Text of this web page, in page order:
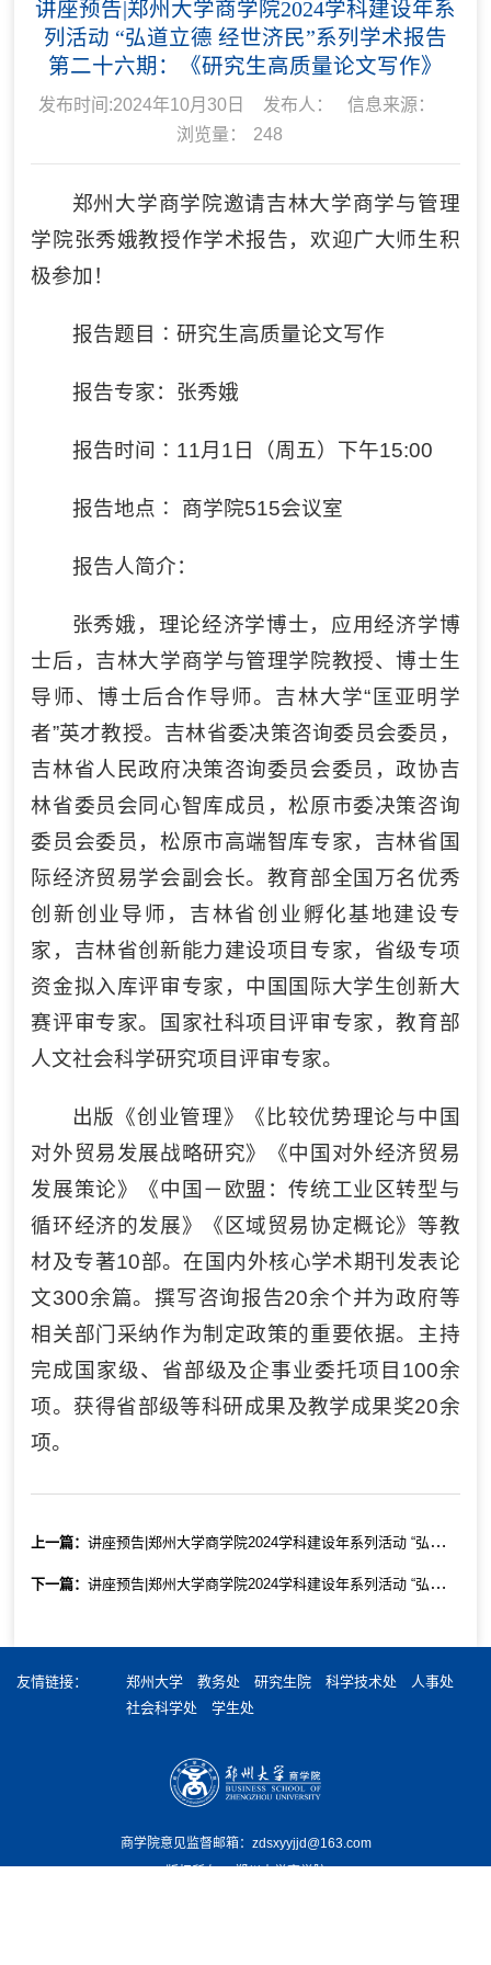
讲座预告|郑州大学商学院2024学科建设年系
列活动 “弘道立德 经世济民”系列学术报告
第二十六期：《研究生高质量论文写作》
发布时间:2024年10月30日 发布人：
信息来源：
浏览量：
248
郑州大学商学院邀请吉林大学商学与管理
学院张秀娥教授作学术报告，欢迎广大师生积
极参加！
报告题目∶ 研究生高质量论文写作
报告专家： 张秀娥
报告时间∶11月1日（周五）下午15:00
报告地点∶ 商学院515会议室
报告人简介：
张秀娥，理论经济学博士，应用经济学博
士后，吉林大学商学与管理学院教授、博士生
导师、博士后合作导师。吉林大学“匡亚明学
者”英才教授。吉林省委决策咨询委员会委员，
吉林省人民政府决策咨询委员会委员，政协吉
林省委员会同心智库成员，松原市委决策咨询
委员会委员，松原市高端智库专家，吉林省国
际经济贸易学会副会长。教育部全国万名优秀
创新创业导师，吉林省创业孵化基地建设专
家，吉林省创新能力建设项目专家，省级专项
资金拟入库评审专家，中国国际大学生创新大
赛评审专家。国家社科项目评审专家，教育部
人文社会科学研究项目评审专家。
出版《创业管理》《比较优势理论与中国
对外贸易发展战略研究》《中国对外经济贸易
发展策论》《中国－欧盟：传统工业区转型与
循环经济的发展》《区域贸易协定概论》等教
材及专著10部。在国内外核心学术期刊发表论
文300余篇。撰写咨询报告20余个并为政府等
相关部门采纳作为制定政策的重要依据。主持
完成国家级、省部级及企事业委托项目100余
项。获得省部级等科研成果及教学成果奖20余
项。
上一篇：讲座预告|郑州大学商学院2024学科建设年系列活动 “弘道立德 经世济民”系列学术报告 第二十七期：《国家基金申报指导》
下一篇：讲座预告|郑州大学商学院2024学科建设年系列活动 “弘道立德 经世济民”系列学术报告 第二十五期：《数据要素研究关注问题》
友情链接： 郑州大学 教务处 研究生院 科学技术处
人事处
社会科学处
学生处
商学院意见监督邮箱：zdsxyyjjd@163.com
版权所有 ©️ 郑州大学商学院